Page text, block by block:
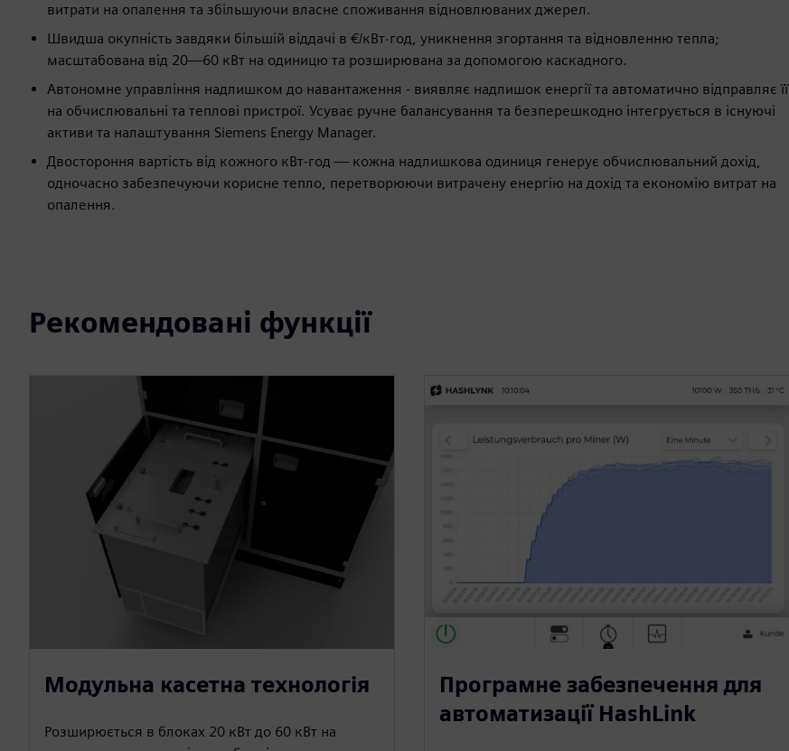
витрати на опалення та збільшуючи власне споживання відновлюваних джерел.
Швидша окупність завдяки більшій віддачі в €/кВт·год, уникнення згортання та відновленню тепла;
масштабована від 20—60 кВт на одиницю та розширювана за допомогою каскадного.
Автономне управління надлишком до навантаження - виявляє надлишок енергії та автоматично відправляє її
на обчислювальні та теплові пристрої. Усуває ручне балансування та безперешкодно інтегрується в існуючі
активи та налаштування Siemens Energy Manager.
Двостороння вартість від кожного кВт-год — кожна надлишкова одиниця генерує обчислювальний дохід,
одночасно забезпечуючи корисне тепло, перетворюючи витрачену енергію на дохід та економію витрат на
опалення.
Рекомендовані функції
Модульна касетна технологія
Розширюється в блоках 20 кВт до 60 кВт на
Програмне забезпечення для
автоматизації HashLink